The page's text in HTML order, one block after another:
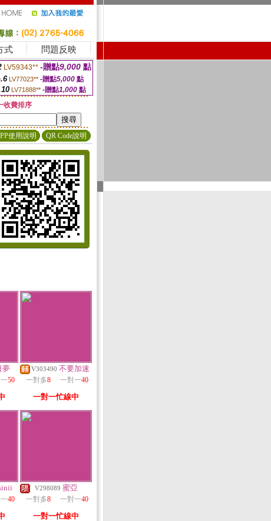
式 問題反映
LV59343** -贈點9,000 點
LV77023** -贈點5,000點
LV71888** -贈點1,000 點
收費排序
使用說明 QR Code說明
夢
50
V303490 不要加速
一對多8 一對一40
一對一忙線中
40
V298089 蜜亞
一對多8 一對一40
一對一忙線中